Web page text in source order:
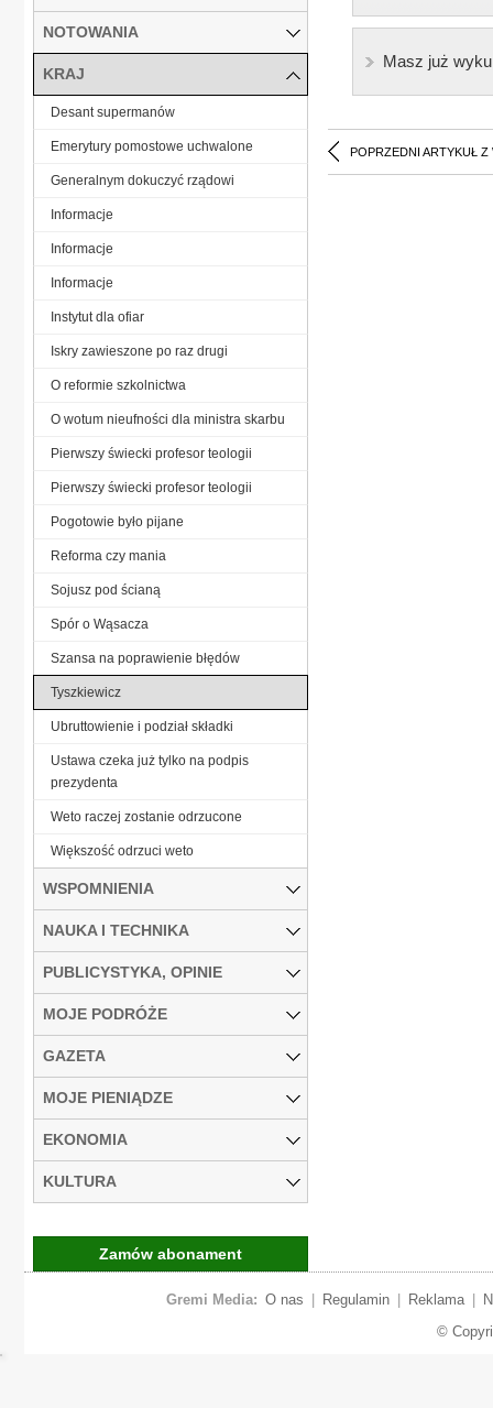
Masz już
POPRZEDNI ARTYKUŁ Z
NOTOWANIA
KRAJ
Desant supermanów
Emerytury pomostowe uchwalone
Generalnym dokuczyć rządowi
Informacje
Informacje
Informacje
Instytut dla ofiar
Iskry zawieszone po raz drugi
O reformie szkolnictwa
O wotum nieufności dla ministra skarbu
Pierwszy świecki profesor teologii
Pierwszy świecki profesor teologii
Pogotowie było pijane
Reforma czy mania
Sojusz pod ścianą
Spór o Wąsacza
Szansa na poprawienie błędów
Tyszkiewicz
Ubruttowienie i podział składki
Ustawa czeka już tylko na podpis
prezydenta
Weto raczej zostanie odrzucone
Większość odrzuci weto
WSPOMNIENIA
NAUKA I TECHNIKA
PUBLICYSTYKA, OPINIE
MOJE PODRÓŻE
GAZETA
MOJE PIENIĄDZE
EKONOMIA
KULTURA
Zamów abonament
Gremi Media: O nas Regulamin Reklama
©